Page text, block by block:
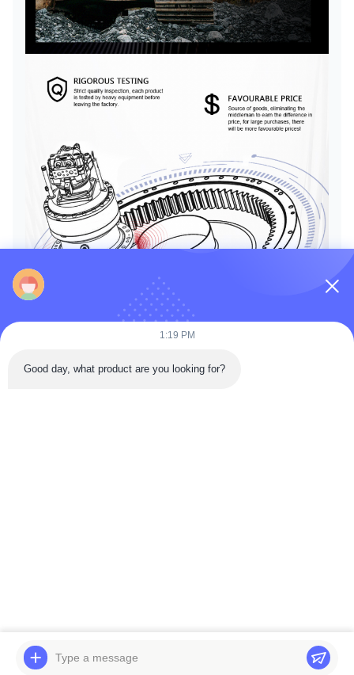
1:19 PM
Good day, what product are you looking for?